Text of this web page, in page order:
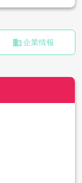
business 企業情報